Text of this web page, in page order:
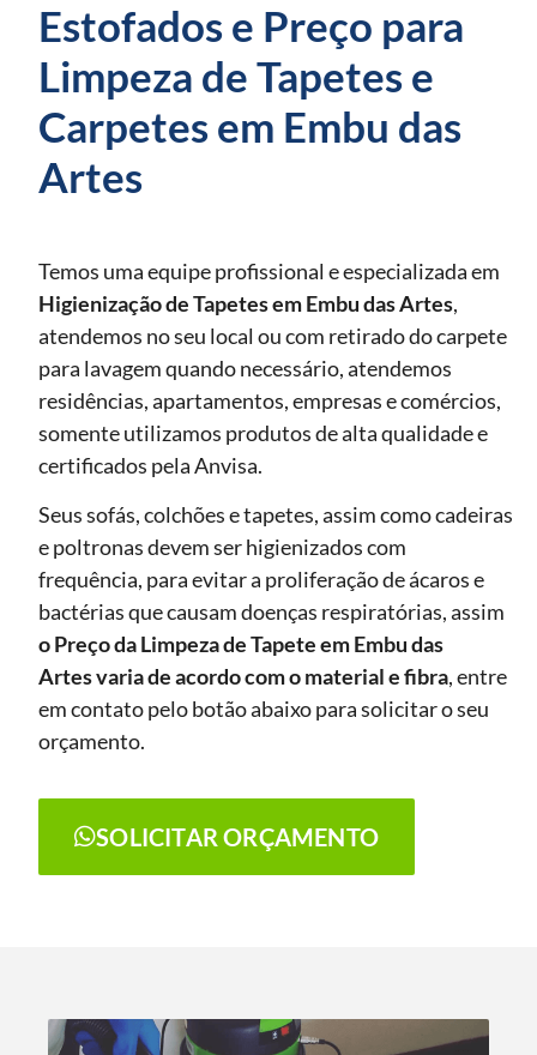
Estofados e Preço para
Limpeza de Tapetes e
Carpetes em Embu das
Artes
Temos uma equipe profissional e especializada em
Higienização de Tapetesem Embu das Artes,
atendemos no seu local ou com retirado do carpete
para lavagem quando necessário, atendemos
residências, apartamentos, empresas e comércios,
somente utilizamos produtos de alta qualidade e
certificados pela Anvisa.
Seus sofás, colchões e tapetes, assim como cadeiras
e poltronas devem ser higienizados com
frequência, para evitar a proliferação de ácaros e
bactérias que causam doenças respiratórias, assim
o Preço da Limpeza de Tapeteem Embu das
Artesvaria de acordo com o material e fibra, entre
em contato pelo botão abaixo para solicitar o seu
orçamento.
SOLICITAR ORÇAMENTO